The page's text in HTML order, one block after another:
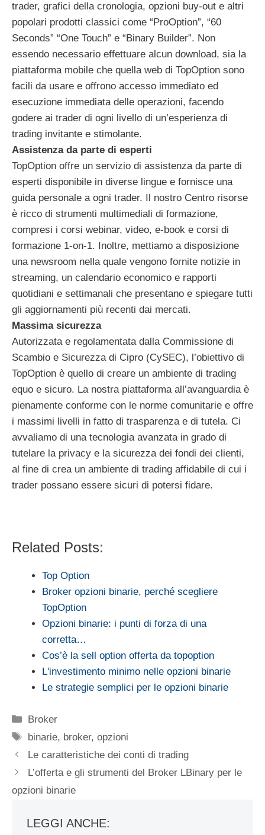
trader, grafici della cronologia, opzioni buy-out e altri
popolari prodotti classici come “ProOption”, “60
Seconds” “One Touch” e “Binary Builder”. Non
essendo necessario effettuare alcun download, sia la
piattaforma mobile che quella web di TopOption sono
facili da usare e offrono accesso immediato ed
esecuzione immediata delle operazioni, facendo
godere ai trader di ogni livello di un’esperienza di
trading invitante e stimolante.
Assistenza da parte di esperti
TopOption offre un servizio di assistenza da parte di
esperti disponibile in diverse lingue e fornisce una
guida personale a ogni trader. Il nostro Centro risorse
è ricco di strumenti multimediali di formazione,
compresi i corsi webinar, video, e-book e corsi di
formazione 1-on-1. Inoltre, mettiamo a disposizione
una newsroom nella quale vengono fornite notizie in
streaming, un calendario economico e rapporti
quotidiani e settimanali che presentano e spiegare tutti
gli aggiornamenti più recenti dai mercati.
Massima sicurezza
Autorizzata e regolamentata dalla Commissione di
Scambio e Sicurezza di Cipro (CySEC), l’obiettivo di
TopOption è quello di creare un ambiente di trading
equo e sicuro. La nostra piattaforma all’avanguardia è
pienamente conforme con le norme comunitarie e offre
i massimi livelli in fatto di trasparenza e di tutela. Ci
avvaliamo di una tecnologia avanzata in grado di
tutelare la privacy e la sicurezza dei fondi dei clienti,
al fine di crea un ambiente di trading affidabile di cui i
trader possano essere sicuri di potersi fidare.
Related Posts:
Top Option
Broker opzioni binarie, perché scegliere
TopOption
Opzioni binarie: i punti di forza di una
corretta…
Cos’è la sell option offerta da topoption
L'investimento minimo nelle opzioni binarie
Le strategie semplici per le opzioni binarie
Categorie
Broker
Tag
binarie, broker,opzioni
Le caratteristiche dei conti di trading
L’offerta e gli strumenti del Broker LBinary per le
opzioni binarie
LEGGI ANCHE: